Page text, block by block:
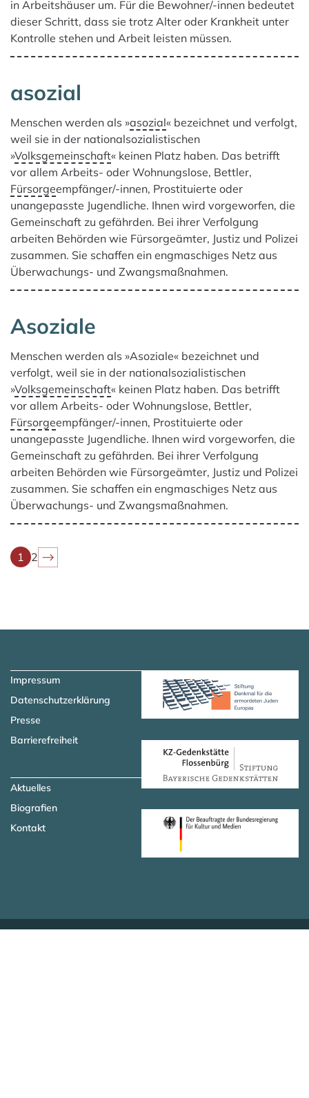
in Arbeitshäuser um. Für die Bewohner/-innen bedeutet
dieser Schritt, dass sie trotz Alter oder Krankheit unter
Kontrolle stehen und Arbeit leisten müssen.
asozial
Menschen werden als »asozial« bezeichnet und verfolgt,
weil sie in der nationalsozialistischen
»Volksgemeinschaft« keinen Platz haben. Das betrifft
vor allem Arbeits- oder Wohnungslose, Bettler,
Fürsorgeempfänger/-innen, Prostituierte oder
unangepasste Jugendliche. Ihnen wird vorgeworfen, die
Gemeinschaft zu gefährden. Bei ihrer Verfolgung
arbeiten Behörden wie Fürsorgeämter, Justiz und Polizei
zusammen. Sie schaffen ein engmaschiges Netz aus
Überwachungs- und Zwangsmaßnahmen.
Asoziale
Menschen werden als »A­soziale« bezeichnet und
verfolgt, weil sie in der nationalsozialistischen
»Volksgemeinschaft« keinen Platz haben. Das betrifft
vor allem Arbeits- oder Wohnungslose, Bettler,
Fürsorgeempfänger/-innen, Prostituierte oder
unangepasste Jugendliche. Ihnen wird vorgeworfen, die
Gemeinschaft zu gefährden. Bei ihrer Verfolgung
arbeiten Behörden wie Fürsorgeämter, Justiz und Polizei
zusammen. Sie schaffen ein engmaschiges Netz aus
Überwachungs- und Zwangsmaßnahmen.
1 2
Impressum
Datenschutzerklärung
Presse
Barrierefreiheit
Aktuelles
Biografien
Kontakt